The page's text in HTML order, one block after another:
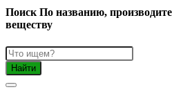
Поиск По названию,
веществу
Найти